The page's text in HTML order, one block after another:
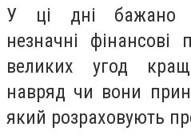
У ці дні бажано
незначні
великих угод
навряд чи вони
який розраховують